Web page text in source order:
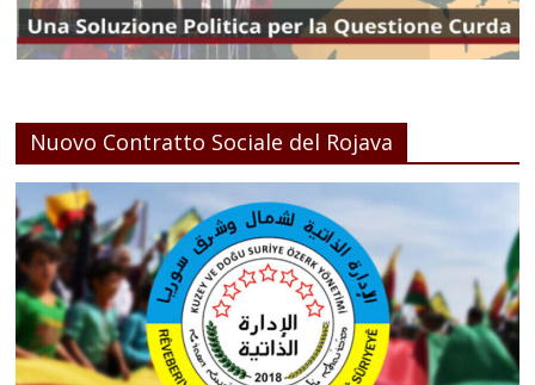
Nuovo Contratto Sociale del Rojava